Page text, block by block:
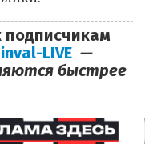
подписчикам
LIVE —
быстрее